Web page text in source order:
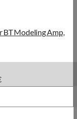
BT Modeling Amp,